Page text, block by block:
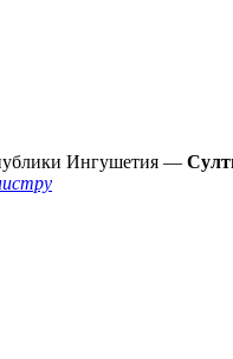
Ингушетия —